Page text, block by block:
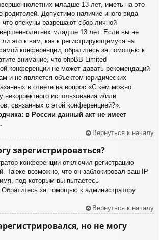
младше 13 лет, иметь на это
родителей. Допустимо наличие иного вида
что опекуны разрешают сбор личной
младше 13 лет. Если вы не
это к вам, как к регистрирующемуся на
конференции, обратитесь за помощью к
внимание, что phpBB Limited
конференции не может давать рекомендаций
и не является объектом юридических
в ответе на вопрос «С кем можно
некорректного использования и/или
связанных с этой конференцией?».
в России данный акт не имеет
Вернуться к началу
зарегистрироваться?
конференции отключил регистрацию
Также возможно, что он заблокировал ваш IP-
под которым вы пытаетесь
Обратитесь за помощью к администратору
Вернуться к началу
но не могу